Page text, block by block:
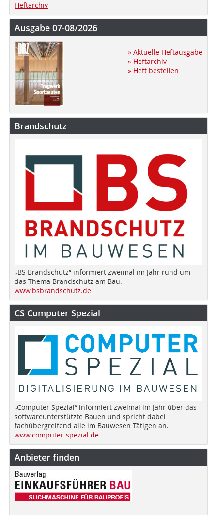
Heftarchiv
Ausgabe 07-08/2026
» Aktuelle Heftausgabe
» Heftarchiv
» Heft bestellen
Brandschutz
„BS Brandschutz“ informiert zweimal im Jahr rund um
das Thema Brandschutz am Bau.
www.bsbrandschutz.de
CS Computer Spezial
„Computer Spezial“ informiert zweimal im Jahr über das
softwareunterstützte Bauen und spricht dabei
fachübergreifend alle im Bauwesen Tätigen an.
www.computer-spezial.de
Anbieter finden